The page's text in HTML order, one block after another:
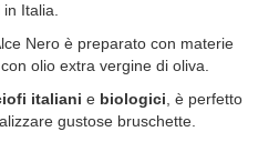
Italia.
Nero è preparato con materie
olio extra vergine di oliva.
italiani e biologici , è perfetto
gustose bruschette.